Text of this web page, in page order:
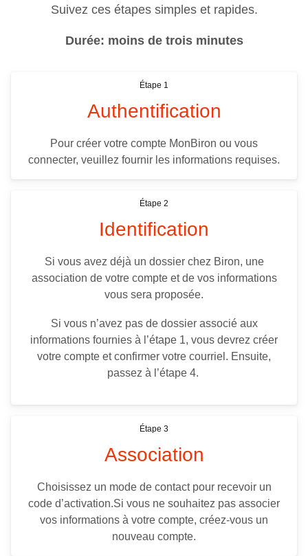
Suivez ces étapes simples et rapides.
Durée: moins de trois minutes
Étape 1
Authentification
Pour créer votre compte MonBiron ou vous
connecter, veuillez fournir les informations requises.
Étape 2
Identification
Si vous avez déjà un dossier chez Biron, une
association de votre compte et de vos informations
vous sera proposée.
Si vous n’avez pas de dossier associé aux
informations fournies à l’étape 1, vous devrez créer
votre compte et confirmer votre courriel. Ensuite,
passez à l’étape 4.
Étape 3
Association
Choisissez un mode de contact pour recevoir un
code d’activation.Si vous ne souhaitez pas associer
vos informations à votre compte, créez-vous un
nouveau compte.